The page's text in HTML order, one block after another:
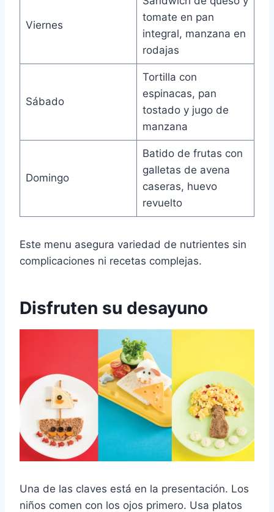
Viernes
tomate en pan
integral, manzana en
rodajas
Sábado
Tortilla con
espinacas, pan
tostado y jugo de
manzana
Domingo
Batido de frutas con
galletas de avena
caseras, huevo
revuelto
Este menu asegura variedad de nutrientes sin
complicaciones ni recetas complejas.
Disfruten su desayuno
Una de las claves está en la presentación. Los
niños comen con los ojos primero. Usa platos